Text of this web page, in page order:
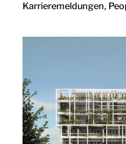
Karrieremeldungen,